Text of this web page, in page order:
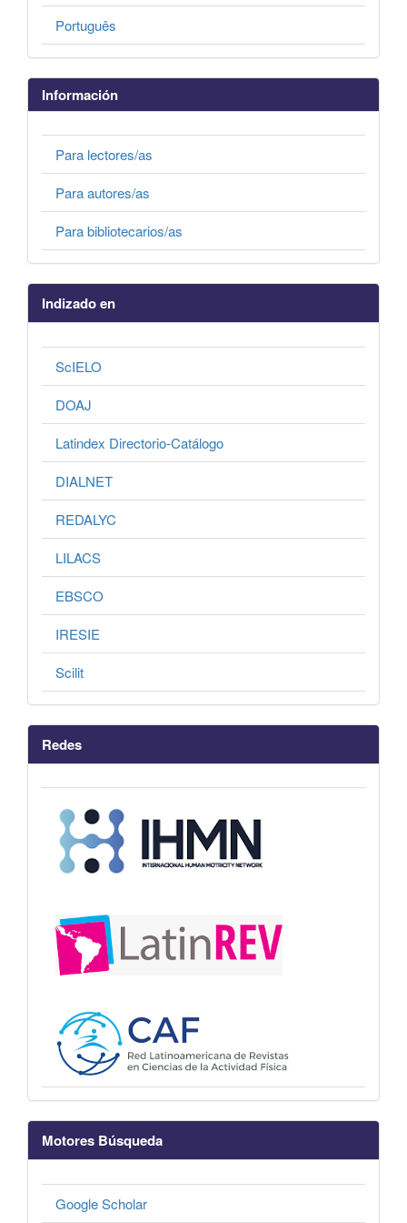
Português
Información
Para lectores/as
Para autores/as
Para bibliotecarios/as
Indizado en
ScIELO
DOAJ
Latindex Directorio-Catálogo
DIALNET
REDALYC
LILACS
EBSCO
IRESIE
Scilit
Redes
Motores Búsqueda
Google Scholar